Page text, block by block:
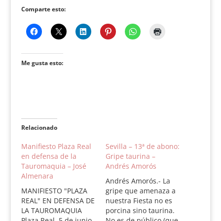
Comparte esto:
Me gusta esto:
Relacionado
Manifiesto Plaza Real
en defensa de la
Tauromaquia – José
Almenara
MANIFIESTO "PLAZA
REAL" EN DEFENSA DE
LA TAUROMAQUIA
Sevilla – 13ª de abono:
Gripe taurina –
Andrés Amorós
Andrés Amorós.- La
gripe que amenaza a
nuestra Fiesta no es
porcina sino taurina.